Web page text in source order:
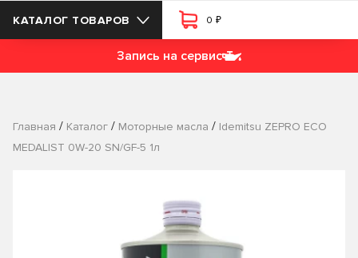
КАТАЛОГ ТОВАРОВ 0 ₽
Запись на сервис
Главная / Каталог / Моторные масла / Idemitsu ZEPRO ECO
MEDALIST 0W-20 SN/GF-5 1л